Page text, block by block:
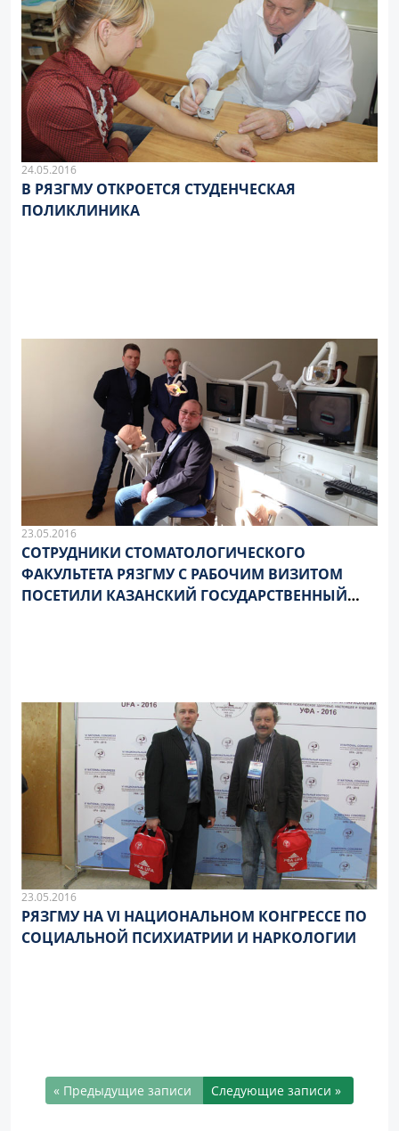
24.05.2016
В РЯЗГМУ ОТКРОЕТСЯ СТУДЕНЧЕСКАЯ
ПОЛИКЛИНИКА
23.05.2016
СОТРУДНИКИ СТОМАТОЛОГИЧЕСКОГО
ФАКУЛЬТЕТА РЯЗГМУ С РАБОЧИМ ВИЗИТОМ
ПОСЕТИЛИ КАЗАНСКИЙ ГОСУДАРСТВЕННЫЙ
23.05.2016
РЯЗГМУ НА VI НАЦИОНАЛЬНОМ КОНГРЕССЕ ПО
СОЦИАЛЬНОЙ ПСИХИАТРИИ И НАРКОЛОГИИ
« Предыдущие записи Следующие записи »